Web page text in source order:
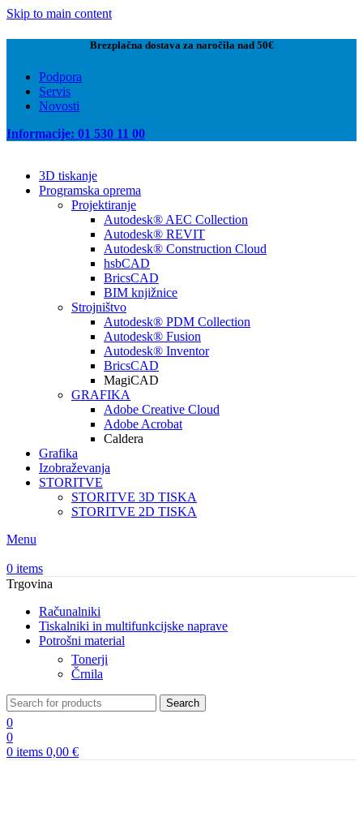
Skip to main content
Brezplačna dostava za naročila nad 50€
Podpora
Servis
Novosti
Informacije: 01 530 11 00
3D tiskanje
Programska oprema
Projektiranje
Autodesk® AEC Collection
Autodesk® REVIT
Autodesk® Construction Cloud
hsbCAD
BricsCAD
BIM knjižnice
Strojništvo
Autodesk® PDM Collection
Autodesk® Fusion
Autodesk® Inventor
BricsCAD
MagiCAD
GRAFIKA
Adobe Creative Cloud
Adobe Acrobat
Caldera
Grafika
Izobraževanja
STORITVE
STORITVE 3D TISKA
STORITVE 2D TISKA
Menu
0 items
Trgovina
Računalniki
Tiskalniki in multifunkcijske naprave
Potrošni material
Tonerji
Črnila
Search
0
0
0 items 0,00 €